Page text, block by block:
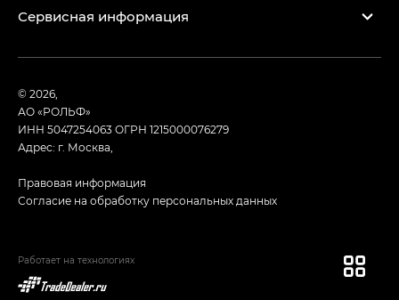
Сервисная информация
© 2026,
АО «РОЛЬФ»
ИНН 5047254063ОГРН 1215000076279
Адрес: г. Москва,
Правовая информация
Согласие на обработку персональных данных
Работает на технологиях